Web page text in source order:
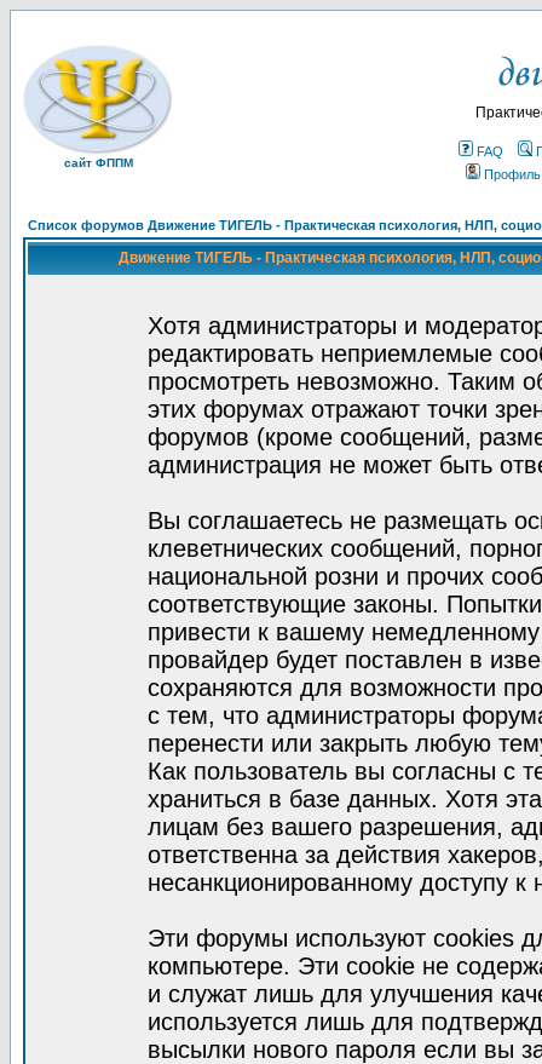
сайт ФППМ
FAQ
Профиль
Список форумов Движение ТИГЕЛЬ - Практическая психология, НЛП,
Движение ТИГЕЛЬ - Практическая психология, НЛП,
Хотя администраторы и
редактировать неприемлемые
просмотреть невозможно. Таким
этих форумах отражают точки
форумов (кроме сообщений,
администрация не может быть
Вы соглашаетесь не размещать
клеветнических сообщений,
национальной розни и прочих
соответствующие законы.
привести к вашему
провайдер будет поставлен в
сохраняются для возможности
с тем, что администраторы
перенести или закрыть любую
Как пользователь вы согласны с
храниться в базе данных. Хотя
лицам без вашего разрешения,
ответственна за действия
несанкционированному доступу к
Эти форумы используют cookies
компьютере. Эти cookie не
и служат лишь для улучшения
используется лишь для
высылки нового пароля если вы